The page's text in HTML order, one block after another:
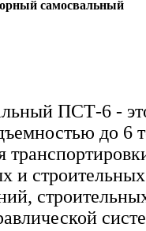
самосвальный
ПСТ-6 -
до 6
и